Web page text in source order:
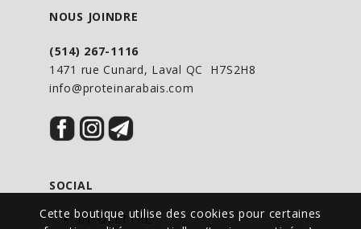
Cette boutique utilise des cookies pour certaines
NOUS JOINDRE
(514) 267-1116
1471 rue Cunard, Laval QC H7S2H8
info@proteinarabais.com
SOCIAL
INFOLETTRE